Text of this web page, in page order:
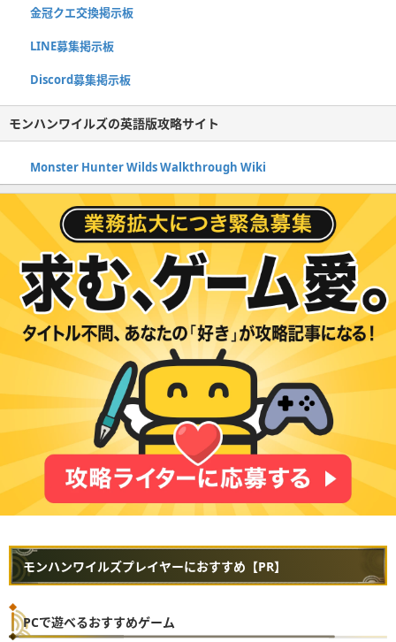
金冠クエ交換掲示板
LINE募集掲示板
Discord募集掲示板
モンハンワイルズの英語版攻略サイト
Monster Hunter Wilds Walkthrough Wiki
モンハンワイルズプレイヤーにおすすめ【PR】
PCで遊べるおすすめゲーム